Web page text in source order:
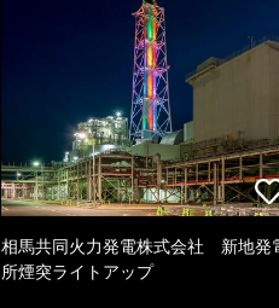
相馬共同火力発電株式会社 新地発
所煙突ライトアップ